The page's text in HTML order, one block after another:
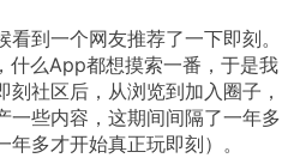
到一个网友推荐了一下即刻。
什么App都想摸索一番，于是我
社区后，从浏览到加入圈子，
一些内容，这期间间隔了一年多
年多才开始真正玩即刻）。